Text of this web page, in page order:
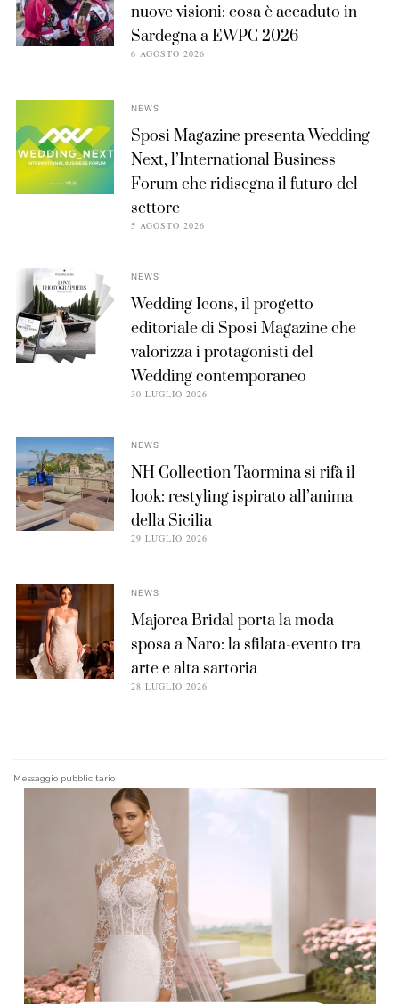
nuove visioni: cosa è accaduto in
Sardegna a EWPC 2026
6 AGOSTO 2026
NEWS
Sposi Magazine presenta Wedding
Next, l’International Business
Forum che ridisegna il futuro del
settore
5 AGOSTO 2026
NEWS
Wedding Icons, il progetto
editoriale di Sposi Magazine che
valorizza i protagonisti del
Wedding contemporaneo
30 LUGLIO 2026
NEWS
NH Collection Taormina si rifà il
look: restyling ispirato all’anima
della Sicilia
29 LUGLIO 2026
NEWS
Majorca Bridal porta la moda
sposa a Naro: la sfilata-evento tra
arte e alta sartoria
28 LUGLIO 2026
Messaggio pubblicitario